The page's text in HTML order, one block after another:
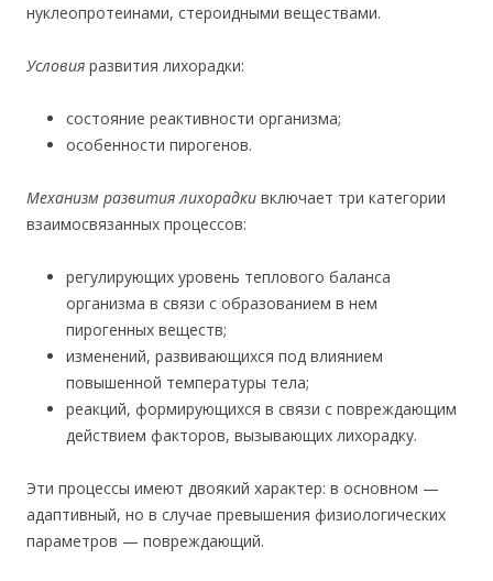
нуклеопротеинами, стероидными веществами.
Условия развития лихорадки:
состояние реактивности организма;
особенности пирогенов.
Механизм развития лихорадки включает три категории
взаимосвязанных процессов:
регулирующих уровень теплового баланса
организма в связи с образованием в нем
пирогенных веществ;
изменений, развивающихся под влиянием
повышенной температуры тела;
реакций, формирующихся в связи с повреждающим
действием факторов, вызывающих лихорадку.
Эти процессы имеют двоякий характер: в основном —
адаптивный, но в случае превышения физиологических
параметров — повреждающий.